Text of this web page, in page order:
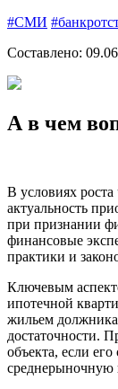
#СМИ
Составлено:
А в чем
В условиях
актуальность
при признании
финансовые
практики и
Ключевым
ипотечной
жильем должника
достаточности.
объекта, если
среднерыночную